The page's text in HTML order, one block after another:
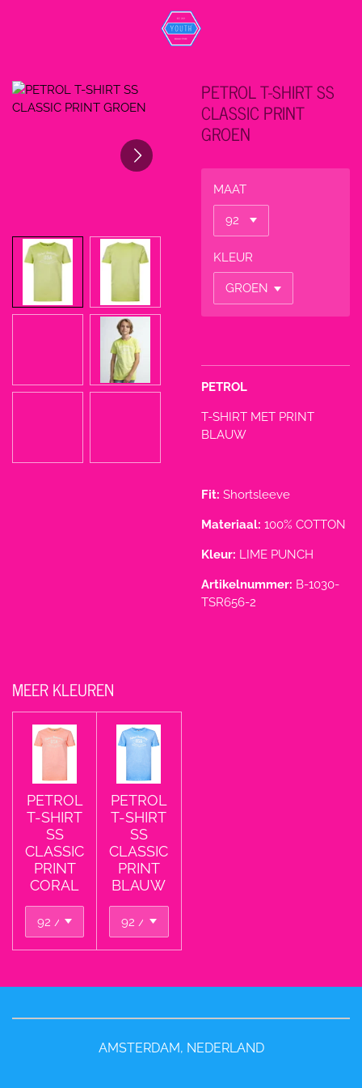
hoofdinhoud
PETROL T-SHIRT SS
CLASSIC PRINT
GROEN
MAAT
KLEUR
PETROL
T-SHIRT MET PRINT
BLAUW
Fit: Shortsleeve
Materiaal: 100% COTTON
Kleur: LIME PUNCH
Artikelnummer: B-1030-
TSR656-2
MEER KLEUREN
PETROL
T-SHIRT
SS
CLASSIC
PRINT
CORAL
PETROL
T-SHIRT
SS
CLASSIC
PRINT
BLAUW
AMSTERDAM, NEDERLAND